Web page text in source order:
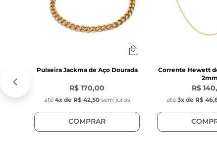
Pulseira Jackma de Aço Dourada
R$ 170,00
até 4x de R$ 42,50 sem juros
COMPRAR
Corrente Hewett
2mm
R$
até 3x de R$